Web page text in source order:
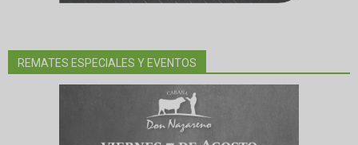
REMATES ESPECIALES Y EVENTOS